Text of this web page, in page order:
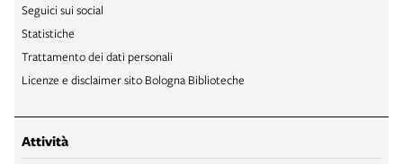
Seguici sui social
Statistiche
Trattamento dei dati personali
Licenze e disclaimer sito Bologna Biblioteche
Attività